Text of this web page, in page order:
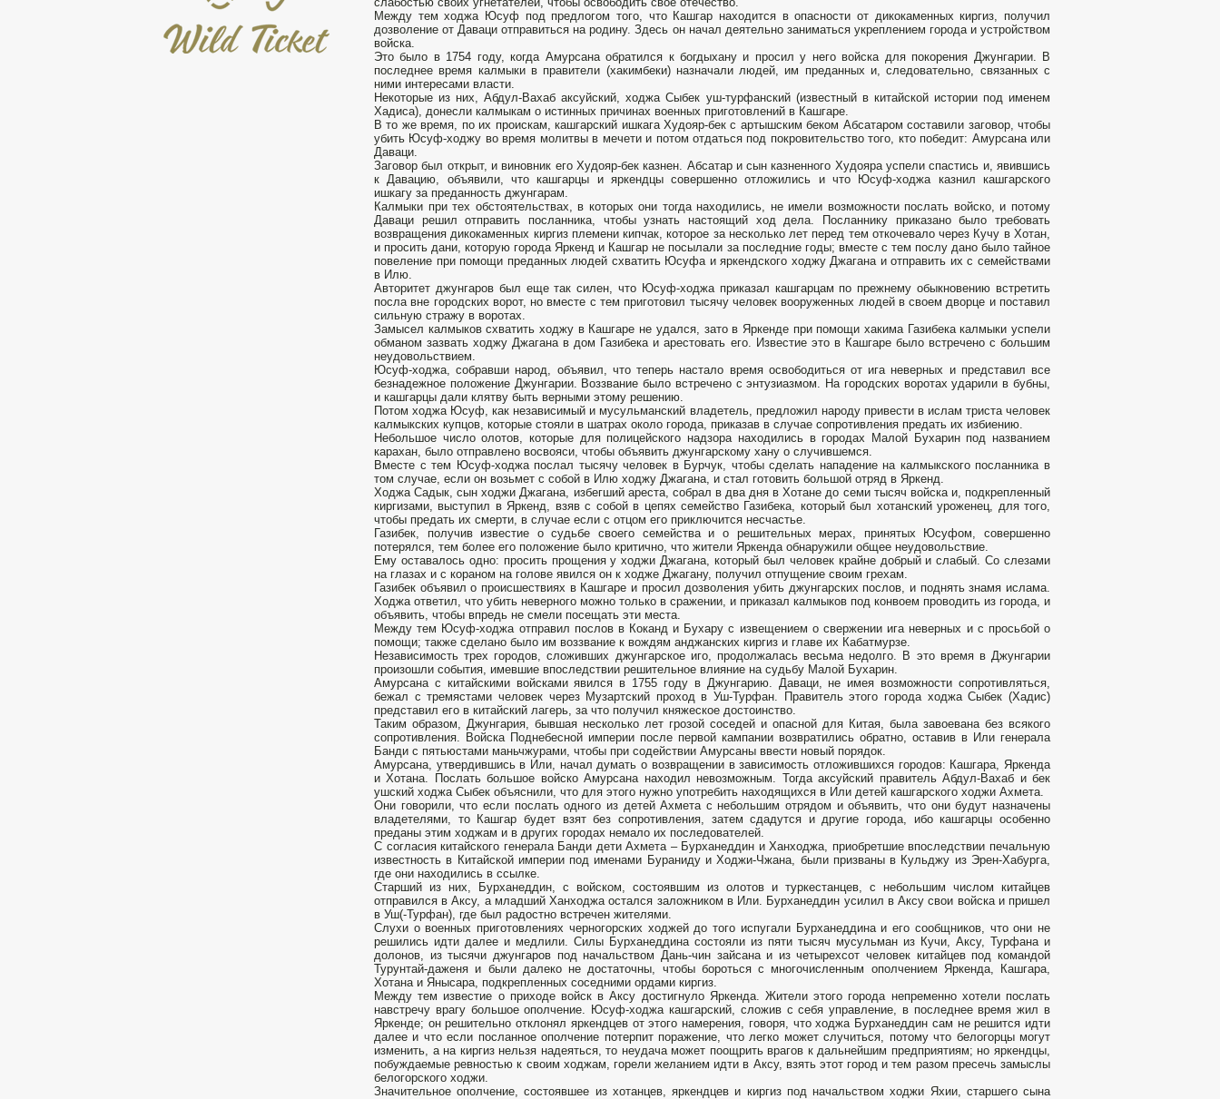
Между тем ходжа Юсуф под предлогом того, что Кашгар находится в опасности от дикокаменных киргиз, получил
дозволение от Даваци отправиться на родину. Здесь он начал деятельно заниматься укреплением города и устройством
войска.
Это было в 1754 году, когда Амурсана обратился к богдыхану и просил у него войска для покорения Джунгарии. В
последнее время калмыки в правители (хакимбеки) назначали людей, им преданных и, следовательно, связанных с
ними интересами власти.
Некоторые из них, Абдул-Вахаб аксуйский, ходжа Сыбек уш-турфанский (известный в китайской истории под именем
Хадиса), донесли калмыкам о истинных причинах военных приготовлений в Кашгаре.
В то же время, по их проискам, кашгарский ишкага Худояр-бек с артышским беком Абсатаром составили заговор, чтобы
убить Юсуф-ходжу во время молитвы в мечети и потом отдаться под покровительство того, кто победит: Амурсана или
Даваци.
Заговор был открыт, и виновник его Худояр-бек казнен. Абсатар и сын казненного Худояра успели спастись и, явившись
к Давацию, объявили, что кашгарцы и яркендцы совершенно отложились и что Юсуф-ходжа казнил кашгарского
ишкагу за преданность джунгарам.
Калмыки при тех обстоятельствах, в которых они тогда находились, не имели возможности послать войско, и потому
Даваци решил отправить посланника, чтобы узнать настоящий ход дела. Посланнику приказано было требовать
возвращения дикокаменных киргиз племени кипчак, которое за несколько лет перед тем откочевало через Кучу в Хотан,
и просить дани, которую города Яркенд и Кашгар не посылали за последние годы; вместе с тем послу дано было тайное
повеление при помощи преданных людей схватить Юсуфа и яркендского ходжу Джагана и отправить их с семействами
в Илю.
Авторитет джунгаров был еще так силен, что Юсуф-ходжа приказал кашгарцам по прежнему обыкновению встретить
посла вне городских ворот, но вместе с тем приготовил тысячу человек вооруженных людей в своем дворце и поставил
сильную стражу в воротах.
Замысел калмыков схватить ходжу в Кашгаре не удался, зато в Яркенде при помощи хакима Газибека калмыки успели
обманом зазвать ходжу Джагана в дом Газибека и арестовать его. Известие это в Кашгаре было встречено с большим
неудовольствием.
Юсуф-ходжа, собравши народ, объявил, что теперь настало время освободиться от ига неверных и представил все
безнадежное положение Джунгарии. Воззвание было встречено с энтузиазмом. На городских воротах ударили в бубны,
и кашгарцы дали клятву быть верными этому решению.
Потом ходжа Юсуф, как независимый и мусульманский владетель, предложил народу привести в ислам триста человек
калмыкских купцов, которые стояли в шатрах около города, приказав в случае сопротивления предать их избиению.
Небольшое число олотов, которые для полицейского надзора находились в городах Малой Бухарин под названием
карахан, было отправлено восвояси, чтобы объявить джунгарскому хану о случившемся.
Вместе с тем Юсуф-ходжа послал тысячу человек в Бурчук, чтобы сделать нападение на калмыкского посланника в
том случае, если он возьмет с собой в Илю ходжу Джагана, и стал готовить большой отряд в Яркенд.
Ходжа Садык, сын ходжи Джагана, избегший ареста, собрал в два дня в Хотане до семи тысяч войска и, подкрепленный
киргизами, выступил в Яркенд, взяв с собой в цепях семейство Газибека, который был хотанский уроженец, для того,
чтобы предать их смерти, в случае если с отцом его приключится несчастье.
Газибек, получив известие о судьбе своего семейства и о решительных мерах, принятых Юсуфом, совершенно
потерялся, тем более его положение было критично, что жители Яркенда обнаружили общее неудовольствие.
Ему оставалось одно: просить прощения у ходжи Джагана, который был человек крайне добрый и слабый. Со слезами
на глазах и с кораном на голове явился он к ходже Джагану, получил отпущение своим грехам.
Газибек объявил о происшествиях в Кашгаре и просил дозволения убить джунгарских послов, и поднять знамя ислама.
Ходжа ответил, что убить неверного можно только в сражении, и приказал калмыков под конвоем проводить из города, и
объявить, чтобы впредь не смели посещать эти места.
Между тем Юсуф-ходжа отправил послов в Коканд и Бухару с извещением о свержении ига неверных и с просьбой о
помощи; также сделано было им воззвание к вождям анджанских киргиз и главе их Кабатмурзе.
Независимость трех городов, сложивших джунгарское иго, продолжалась весьма недолго. В это время в Джунгарии
произошли события, имевшие впоследствии решительное влияние на судьбу Малой Бухарин.
Амурсана с китайскими войсками явился в 1755 году в Джунгарию. Даваци, не имея возможности сопротивляться,
бежал с тремястами человек через Музартский проход в Уш-Турфан. Правитель этого города ходжа Сыбек (Хадис)
представил его в китайский лагерь, за что получил княжеское достоинство.
Таким образом, Джунгария, бывшая несколько лет грозой соседей и опасной для Китая, была завоевана без всякого
сопротивления. Войска Поднебесной империи после первой кампании возвратились обратно, оставив в Или генерала
Банди с пятьюстами маньчжурами, чтобы при содействии Амурсаны ввести новый порядок.
Амурсана, утвердившись в Или, начал думать о возвращении в зависимость отложившихся городов: Кашгара, Яркенда
и Хотана. Послать большое войско Амурсана находил невозможным. Тогда аксуйский правитель Абдул-Вахаб и бек
ушский ходжа Сыбек объяснили, что для этого нужно употребить находящихся в Или детей кашгарского ходжи Ахмета.
Они говорили, что если послать одного из детей Ахмета с небольшим отрядом и объявить, что они будут назначены
владетелями, то Кашгар будет взят без сопротивления, затем сдадутся и другие города, ибо кашгарцы особенно
преданы этим ходжам и в других городах немало их последователей.
С согласия китайского генерала Банди дети Ахмета – Бурханеддин и Ханходжа, приобретшие впоследствии печальную
известность в Китайской империи под именами Бураниду и Ходжи-Чжана, были призваны в Кульджу из Эрен-Хабурга,
где они находились в ссылке.
Старший из них, Бурханеддин, с войском, состоявшим из олотов и туркестанцев, с небольшим числом китайцев
отправился в Аксу, а младший Ханходжа остался заложником в Или. Бурханеддин усилил в Аксу свои войска и пришел
в Уш(-Турфан), где был радостно встречен жителями.
Слухи о военных приготовлениях черногорских ходжей до того испугали Бурханеддина и его сообщников, что они не
решились идти далее и медлили. Силы Бурханеддина состояли из пяти тысяч мусульман из Кучи, Аксу, Турфана и
долонов, из тысячи джунгаров под начальством Дань-чин зайсана и из четырехсот человек китайцев под командой
Турунтай-даженя и были далеко не достаточны, чтобы бороться с многочисленным ополчением Яркенда, Кашгара,
Хотана и Янысара, подкрепленных соседними ордами киргиз.
Между тем известие о приходе войск в Аксу достигнуло Яркенда. Жители этого города непременно хотели послать
навстречу врагу большое ополчение. Юсуф-ходжа кашгарский, сложив с себя управление, в последнее время жил в
Яркенде; он решительно отклонял яркендцев от этого намерения, говоря, что ходжа Бурханеддин сам не решится идти
далее и что если посланное ополчение потерпит поражение, что легко может случиться, потому что белогорцы могут
изменить, а на киргиз нельзя надеяться, то неудача может поощрить врагов к дальнейшим предприятиям; но яркендцы,
побуждаемые ревностью к своим ходжам, горели желанием идти в Аксу, взять этот город и тем разом пресечь замыслы
белогорского ходжи.
Значительное ополчение, состоявшее из хотанцев, яркендцев и киргиз под начальством ходжи Яхии, старшего сына